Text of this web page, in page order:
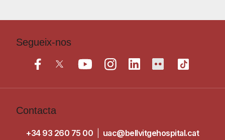
Segueix-nos
Contacta
+34 93 260 75 00 uac@bellvitgehospital.cat